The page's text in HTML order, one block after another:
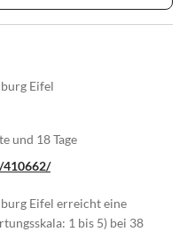
Eifel
und 18 Tage
410662/
Eifel erreicht eine
1 bis 5) bei 38